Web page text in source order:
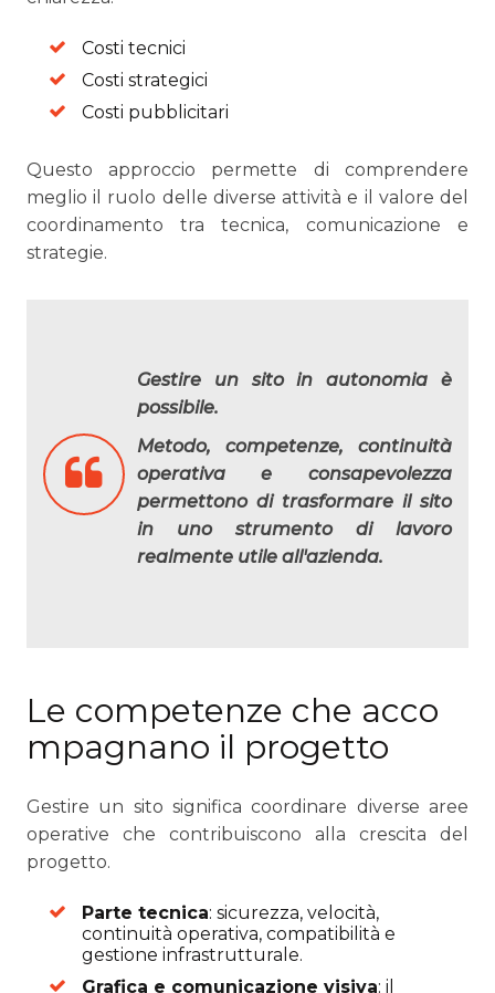
Costi tecnici
Costi strategici
Costi pubblicitari
Questo approccio permette di comprendere
meglio il ruolo delle diverse attività e il valore del
coordinamento tra tecnica, comunicazione e
strategie.
Gestire un sito in autonomia è
possibile.
Metodo, competenze, continuità
operativa e consapevolezza
permettono di trasformare il sito
in uno strumento di lavoro
realmente utile all'azienda.
Le competenze che acco
mpagnano il progetto
Gestire un sito significa coordinare diverse aree
operative che contribuiscono alla crescita del
progetto.
Parte tecnica: sicurezza, velocità,
continuità operativa, compatibilità e
gestione infrastrutturale.
Grafica e comunicazione visiva: il